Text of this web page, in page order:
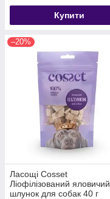
Купити
–20%
Ласощі Cosset
Ліофілізований яловичий
шлунок для собак 40 г